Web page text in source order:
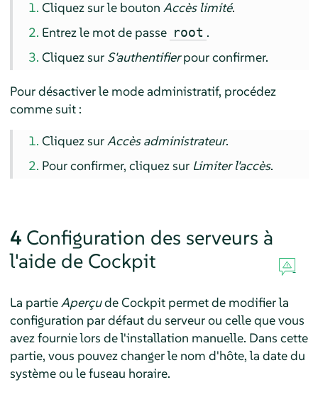
Cliquez sur le boutonAccès limité.
Entrez le mot de passe root .
Cliquez sur S'authentifierpour confirmer.
Pour désactiver le mode administratif, procédez
comme suit :
Cliquez surAccès administrateur.
Pour confirmer, cliquez sur Limiter l'accès.
4 Configuration des serveurs à
l'aide de Cockpit
La partieAperçude Cockpit permet de modifier la
configuration par défaut du serveur ou celle que vous
avez fournie lors de l'installation manuelle. Dans cette
partie, vous pouvez changer le nom d'hôte, la date du
système ou le fuseau horaire.